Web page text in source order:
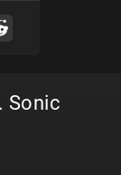
Sonic